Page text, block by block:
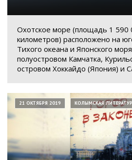
Охотское море (площадь 1 590
километров) расположено на
Тихого океана и Японского
полуостровом Камчатка,
островом Хоккайдо (Япония) и
21 ОКТЯБРЯ 2019 КОЛЫМСКАЯ